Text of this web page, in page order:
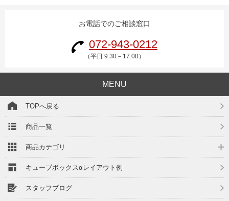
お電話でのご相談窓口
072-943-0212
（平日 9:30－17:00）
MENU
TOPへ戻る
商品一覧
商品カテゴリ
キューブボックスαレイアウト例
スタッフブログ